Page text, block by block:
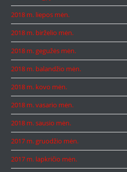
2018 m. liepos mėn.
2018 m. birželio mėn.
2018 m. gegužės mėn.
2018 m. balandžio mėn.
2018 m. kovo mėn.
2018 m. vasario mėn.
2018 m. sausio mėn.
2017 m. gruodžio mėn.
2017 m. lapkričio mėn.